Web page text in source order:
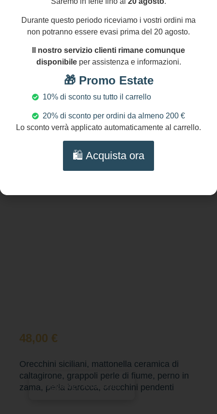
Cristalli
Ottone
DIMENSIONI:
bracciale: da
16 a 22 cm
(from 6.4″ to
NICHEL
AND LEAD
FREE
gg
48,00 €
Orecchini siciliani, mattonella ceramica di
caltagirone, grappoli perle di fiume, perno in
zama, perla barocca, orecchini pendenti
Aggiungi al carrello
Durante questo periodo riceviamo i vostri ordini ma
non potranno essere evasi prima del 20 agosto.
Il nostro servizio clienti rimane comunque
disponibileper assistenza e informazioni.
🎁 Promo Estate
10% di sconto su tutto il carrello
20% di sconto per ordini da almeno 200 €
Lo sconto verrà applicato automaticamente al carrello.
🛍️ Acquista ora